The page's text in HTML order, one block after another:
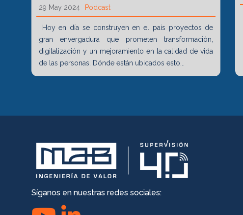
29 May 2024 Podcast
Hoy en día se construyen en el país proyectos de
gran envergadura que prometen transformación,
digitalización y un mejoramiento en la calidad de vida
de las personas. Dónde están ubicados esto...
Síganos en nuestras redes sociales: